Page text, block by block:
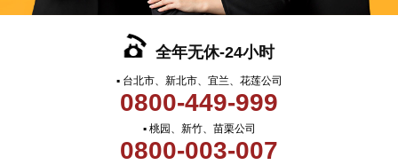
全年无休-24小时
▪ 台北市、新北市、宜兰、花莲公司
0800-449-999
▪ 桃园、新竹、苗栗公司
0800-003-007